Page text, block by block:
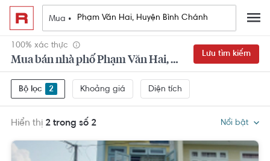
Mua •
100% xác thực
Mua bán nhà phố Phạm Văn Hai, Huyện Bình Chánh 2 phòng ngủ
Lưu tìm kiếm
Bộ lọc 2 Khoảng giá Diện tích
Hiển thị 2 trong số 2 Nổi bật